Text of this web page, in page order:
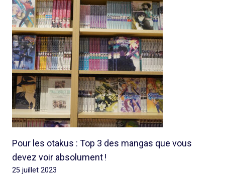
Pour les otakus : Top 3 des mangas que vous
devez voir absolument !
25 juillet 2023